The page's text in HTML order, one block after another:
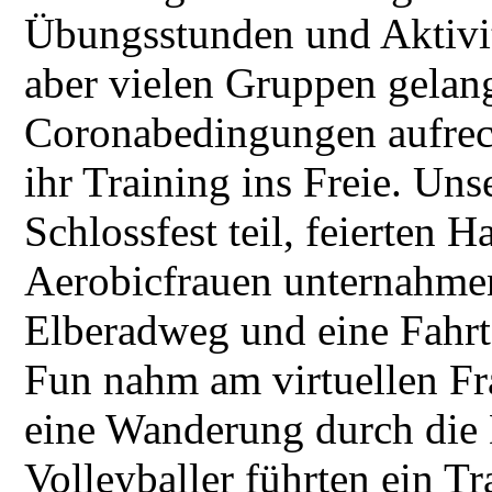
Übungsstunden und
aber vielen Gruppen
Coronabedingungen
ihr Training ins Freie.
Schlossfest teil, feierten
Aerobicfrauen
Elberadweg und eine
Fun nahm am virtuellen
eine Wanderung durch
Volleyballer führten ein